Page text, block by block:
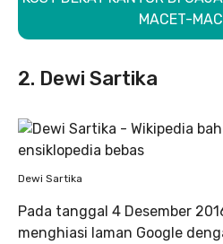
MACET-
2. Dewi Sartika
Dewi Sartika
Pada tanggal 4 Desember
menghiasi laman Google